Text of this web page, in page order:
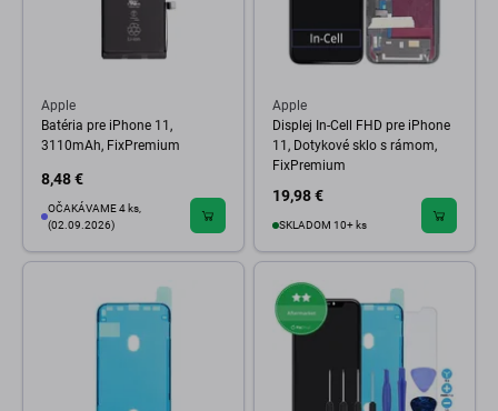
Apple
Batéria pre iPhone 11,
3110mAh, FixPremium
8,48 €
OČAKÁVAME 4 ks,
(02.09.2026)
Apple
Displej In-Cell FHD pre iPhone
11, Dotykové sklo s rámom,
FixPremium
19,98 €
SKLADOM 10+ ks